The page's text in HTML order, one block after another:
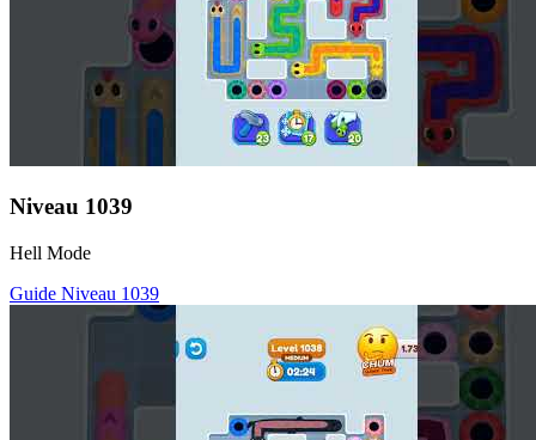
Niveau 1039
Hell Mode
Guide Niveau 1039